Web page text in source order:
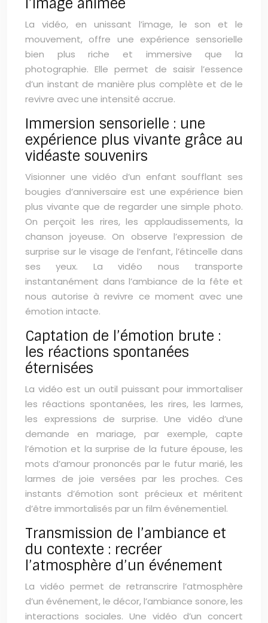
l’image animée
La vidéo, en unissant l’image, le son et le
mouvement, offre une expérience sensorielle
bien plus riche et immersive que la
photographie. Elle permet de saisir l’essence
d’un instant de manière plus complète et de le
revivre avec une intensité accrue.
Immersion sensorielle : une
expérience plus vivante grâce au
vidéaste souvenirs
Visionner une vidéo d’un enfant soufflant ses
bougies d’anniversaire est une expérience bien
plus vivante que de regarder une simple photo.
On perçoit les rires, les applaudissements, la
chanson joyeuse. On observe l’expression de
surprise sur le visage de l’enfant, l’étincelle dans
ses yeux. La vidéo nous transporte
instantanément dans l’ambiance de la fête et
nous autorise à revivre ce moment avec une
émotion intacte.
Captation de l’émotion brute :
les réactions spontanées
éternisées
La vidéo est un outil puissant pour immortaliser
les réactions spontanées, les rires, les larmes,
les expressions de surprise. Une vidéo d’une
demande en mariage, par exemple, capte
l’émotion et la surprise de la future épouse, les
mots d’amour prononcés par le futur marié, les
larmes de joie versées par les proches. Ces
instants d’émotion sont précieux et méritent
d’être immortalisés par un film événementiel.
Transmission de l’ambiance et
du contexte : recréer
l’atmosphère d’un événement
La vidéo permet de retranscrire l’atmosphère
d’un événement, le décor, l’ambiance sonore, les
interactions sociales. Une vidéo d’un concert